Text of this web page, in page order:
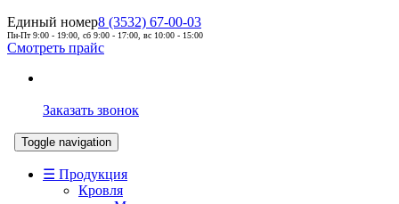
Единый номер8 (3532) 67-00-03
Пн-Пт 9:00 - 19:00, сб 9:00 - 17:00, вс 10:00 - 15:00
Смотреть прайс
Заказать звонок
Toggle navigation
☰ Продукция
Кровля